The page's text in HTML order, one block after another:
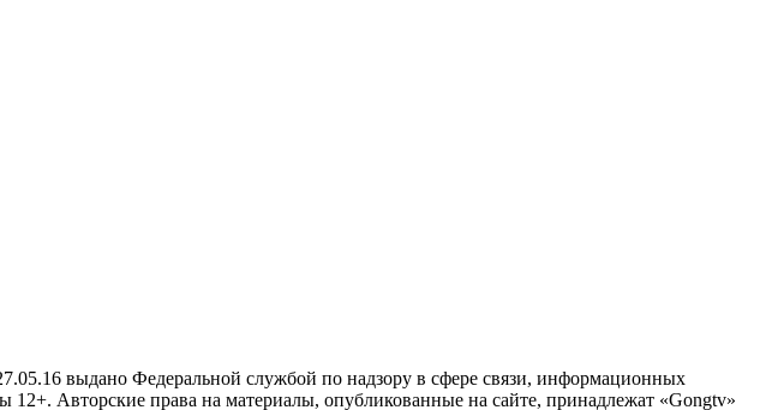
выдано Федеральной службой по надзору в сфере связи, информационных
Авторские права на материалы, опубликованные на сайте, принадлежат «Gongtv»